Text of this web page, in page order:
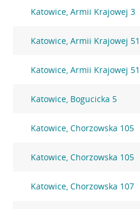
Katowice, Armii Krajowej 3
Katowice, Armii Krajowej 51
Katowice, Armii Krajowej 51
Katowice, Bogucicka 5
Katowice, Chorzowska 105
Katowice, Chorzowska 105
Katowice, Chorzowska 107